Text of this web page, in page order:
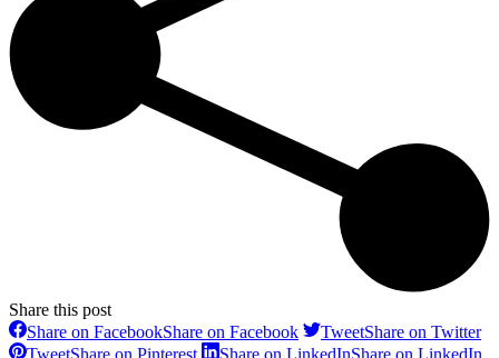
Share this post
Share on FacebookShare on Facebook TweetShare on Twitter
TweetShare on Pinterest Share on LinkedInShare on LinkedIn